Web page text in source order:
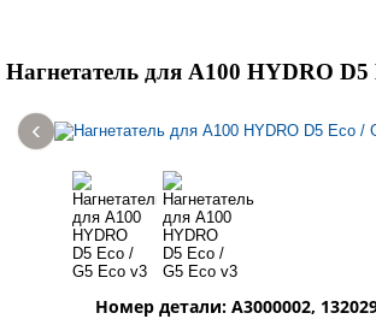
Нагнетатель для A100 HYDRO D5
‹
Номер детали: A3000002,